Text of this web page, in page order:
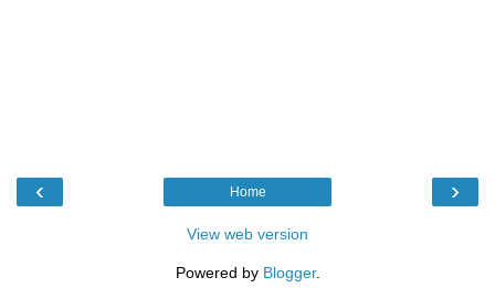
‹ ›
Home
View web version
Powered by Blogger.